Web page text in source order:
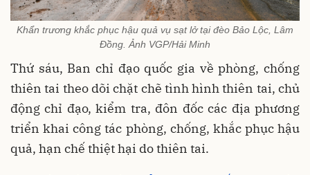
Khẩn trương khắc phục hậu quả vụ sạt lở tại đèo Bảo Lộc, Lâm
Đồng. Ảnh VGP/Hải Minh
Thứ sáu, Ban chỉ đạo quốc gia về phòng, chống
thiên tai theo dõi chặt chẽ tình hình thiên tai, chủ
động chỉ đạo, kiểm tra, đôn đốc các địa phương
triển khai công tác phòng, chống, khắc phục hậu
quả, hạn chế thiệt hại do thiên tai.